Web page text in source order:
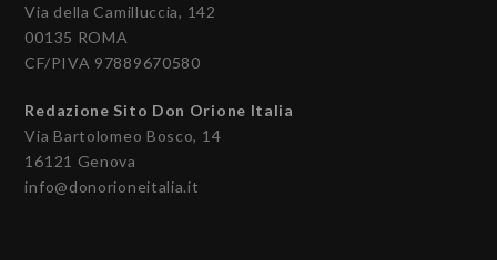
Via della Camilluccia, 142
00135 ROMA
CF/PIVA 97889670580
Redazione Sito Don Orione Italia
Via Bartolomeo Bosco, 14
16121 Genova
info@donorioneitalia.it